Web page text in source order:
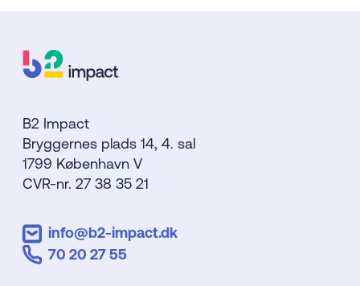
B2 Impact
Bryggernes plads 14, 4. sal
1799 København V
CVR-nr. 27 38 35 21
info@b2-impact.dk
70 20 27 55